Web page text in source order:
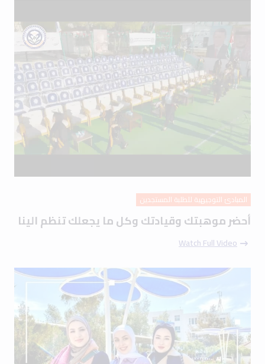
المبادئ التوجيهية للطلبة المستجدين
أحضر موهبتك وقيادتك وكل ما يجعلك تنظم الينا
Watch Full Video